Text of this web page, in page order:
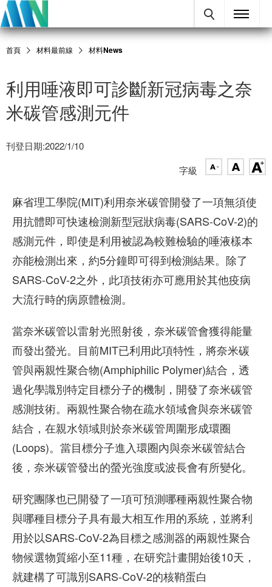
首頁 材料最前線 材料News
利用唾液即可診斷新冠病毒之奈
米碳管感測元件
刊登日期:2022/1/10
字級
麻省理工學院(MIT)利用奈米碳管開發了一項無須使
用抗體即可快速檢測新型冠狀病毒(SARS-CoV-2)的
感測元件，即使是利用被認為較難檢驗的唾液樣本
亦能檢測出來，約5分鐘即可得到檢測結果。除了
SARS-CoV-2之外，此項技術亦可應用於其他疫病
大流行時的病原體檢測。
當奈米碳管以雷射光照射後，奈米碳管會獲得能量
而發出螢光。目前MIT已利用此項特性，將奈米碳
管與兩親性聚合物(Amphiphilic Polymer)結合，透
過化學識別特定目標分子的機制，開發了奈米碳管
感測技術。兩親性聚合物在疏水領域會與奈米碳管
結合，在親水領域則於奈米碳管周圍形成環圈
(Loops)。當目標分子進入環圈內與奈米碳管結合
後，奈米碳管發出的螢光強度或波長會有所變化。
研究團隊也已開發了一項可預測哪種兩親性聚合物
與哪種目標分子具有最大相互作用的系統，並將利
用於以SARS-CoV-2為目標之感測器的兩親性聚合
物候選物質縮小至11種，在研究計畫開始後10天，
就建構了可識別SARS-CoV-2的核鞘蛋白